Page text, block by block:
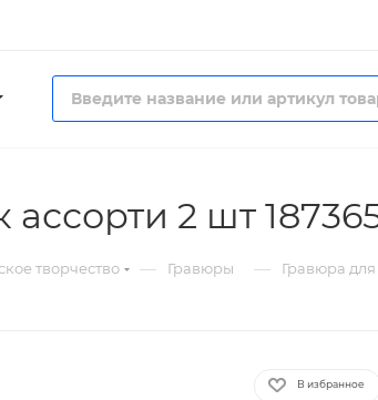
2 шт
творчество — Гравюры — Гравюра для
В избранное